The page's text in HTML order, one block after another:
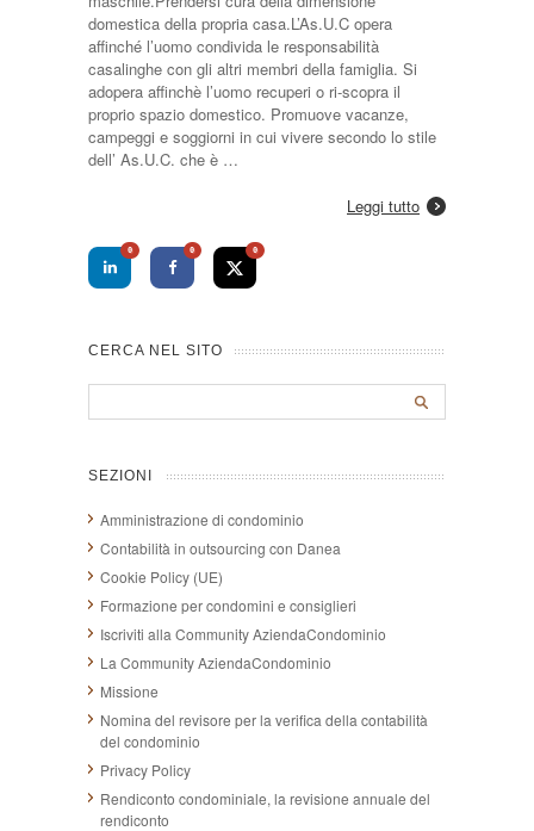
domestica della propria casa.L’As.U.C opera
affinché l’uomo condivida le responsabilità
casalinghe con gli altri membri della famiglia. Si
adopera affinchè l’uomo recuperi o ri-scopra il
proprio spazio domestico. Promuove vacanze,
campeggi e soggiorni in cui vivere secondo lo stile
dell’ As.U.C. che è …
Leggi tutto
0 0 0
CERCA NEL SITO
SEZIONI
Amministrazione di condominio
Contabilità in outsourcing con Danea
Cookie Policy (UE)
Formazione per condomini e consiglieri
Iscriviti alla Community AziendaCondominio
La Community AziendaCondominio
Missione
Nomina del revisore per la verifica della contabilità
del condominio
Privacy Policy
Rendiconto condominiale, la revisione annuale del
rendiconto